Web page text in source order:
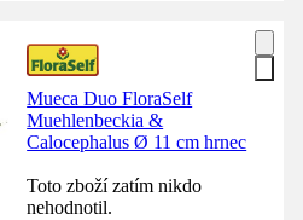
Mueca Duo FloraSelf
Muehlenbeckia &
Calocephalus Ø 11 cm hrnec
Toto zboží zatím nikdo
nehodnotil.